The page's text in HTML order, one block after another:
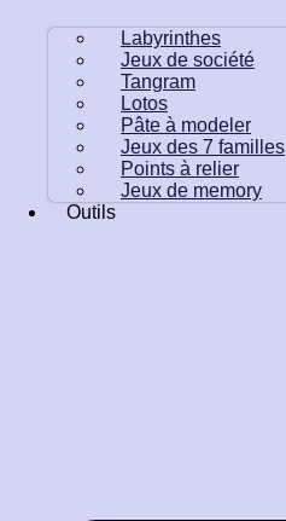
Labyrinthes
Jeux de société
Tangram
Lotos
Pâte à modeler
Jeux des 7 familles
Points à relier
Jeux de memory
Outils